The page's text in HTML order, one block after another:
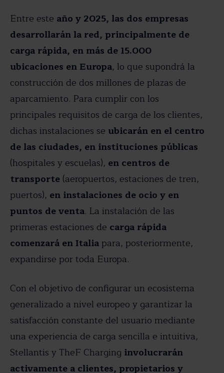
Entre este año y 2025, las dos empresas
desarrollarán la red, principalmente de
carga rápida, en más de 15.000
ubicaciones en Europa, lo que supondrá la
construcción de dos millones de plazas de
aparcamiento. Para cumplir con los
principales requisitos de carga de los clientes,
dichas instalaciones se ubicarán en el centro
de las ciudades, en instituciones públicas
(hospitales y escuelas), en centros de
transporte (aeropuertos, estaciones de tren,
puertos), en instalaciones de ocio y en
puntos de venta. La instalación de las
primeras estaciones de carga rápida
comenzará en Italia para, posteriormente,
expandirse por toda Europa.
Con el objetivo de configurar un ecosistema
generalizado a nivel europeo y garantizar la
satisfacción constante del usuario mediante
una experiencia de carga sencilla e intuitiva,
Stellantis y TheF Charging involucrarán
activamente a clientes, propietarios y